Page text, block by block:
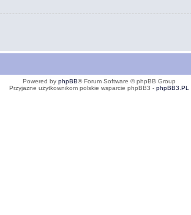
Powered by phpBB® Forum Software © phpBB Group
Przyjazne użytkownikom polskie wsparcie phpBB3 - phpBB3.PL